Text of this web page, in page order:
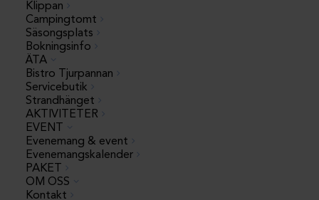
Klippan
Campingtomt
Säsongsplats
Bokningsinfo
ÄTA
Bistro Tjurpannan
Servicebutik
Strandhänget
AKTIVITETER
EVENT
Evenemang & event
Evenemangskalender
PAKET
OM OSS
Kontakt